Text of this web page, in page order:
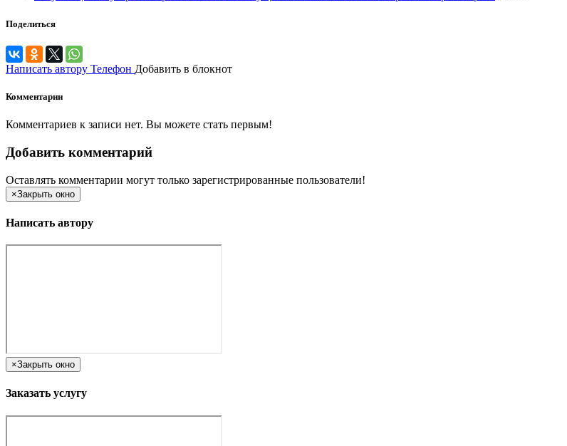
Поделиться
Написать автору Телефон Добавить в блокнот
Комментарии
Комментариев к записи нет. Вы можете стать первым!
Добавить комментарий
Оставлять комментарии могут только зарегистрированные пользователи!
×Закрыть окно
Написать автору
×Закрыть окно
Заказать услугу